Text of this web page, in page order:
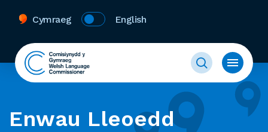
Cymraeg English
Enwau Lleoedd